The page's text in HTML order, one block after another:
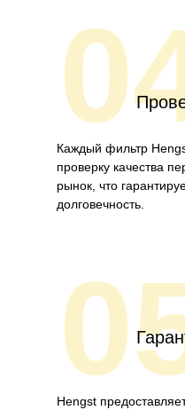
Каждый фильтр
проверку качества
рынок, что
долговечность.
Hengst